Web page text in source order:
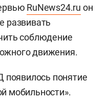
RuNews24.ru он
развивать
соблюдение
движения.
появилось понятие
мобильности».